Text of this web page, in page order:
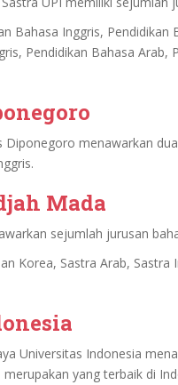
Bahasa Inggris, Pendidikan
Pendidikan Bahasa Arab,
Diponegoro menawarkan
Mada
sejumlah jurusan
Korea, Sastra Arab, Sastra
Universitas Indonesia
yang terbaik di